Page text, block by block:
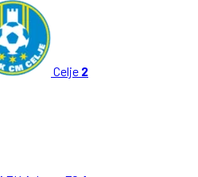
Celje 2